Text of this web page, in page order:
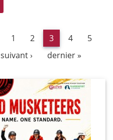
1 2 3 4
5
suivant › dernier »